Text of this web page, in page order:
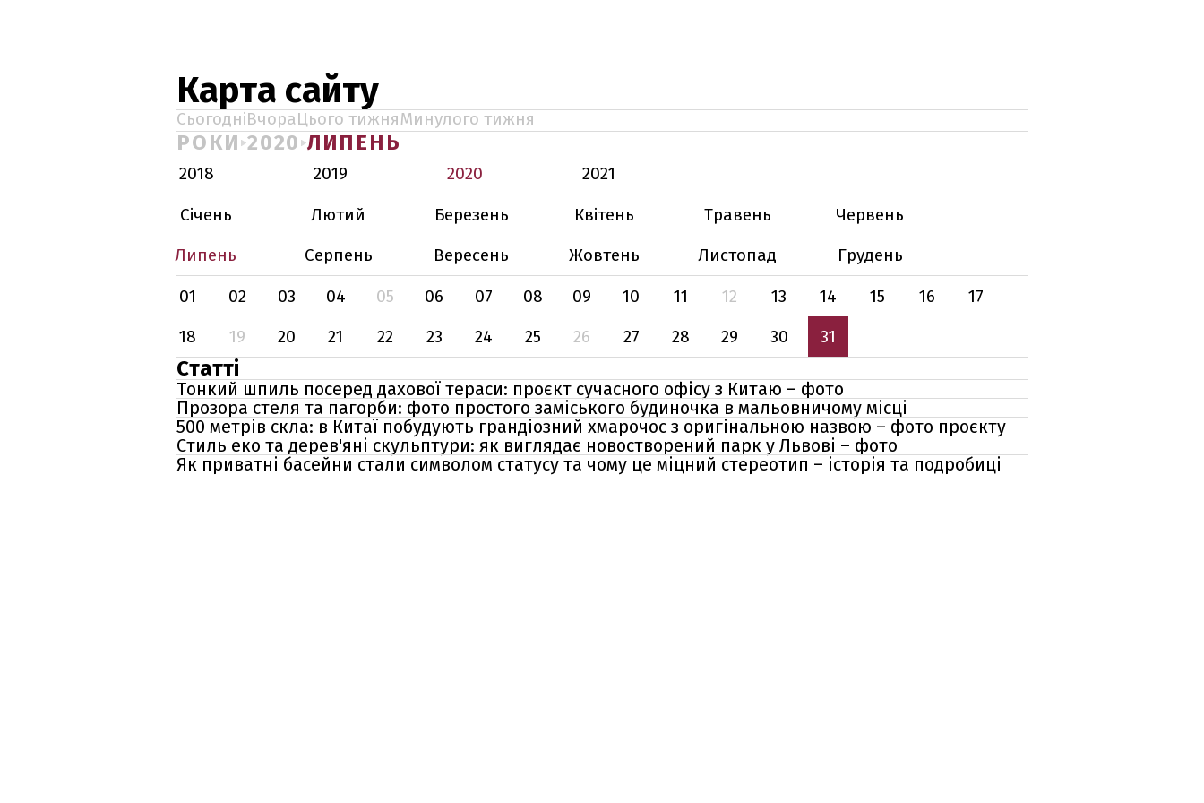
Карта сайту
СьогодніВчораЦього тижняМинулого тижня
РОКИ 2020 ЛИПЕНЬ
2018 2019 2020
2021
Січень
Лютий Березень Квітень Травень
Червень
Липень
Серпень Вересень Жовтень Листопад
Грудень
01
02 03 04 05 06 07 08 09 10 11 12 13 14 15 16
17
18
19 20 21 22 23 24 25 26 27 28 29 30 31
Статті
Тонкий шпиль посеред дахової тераси: проєкт сучасного офісу з Китаю – фото
Прозора стеля та пагорби: фото простого заміського будиночка в мальовничому місці
500 метрів скла: в Китаї побудують грандіозний хмарочос з оригінальною назвою – фото проєкту
Стиль еко та дерев'яні скульптури: як виглядає новостворений парк у Львові – фото
Як приватні басейни стали символом статусу та чому це міцний стереотип – історія та подробиці